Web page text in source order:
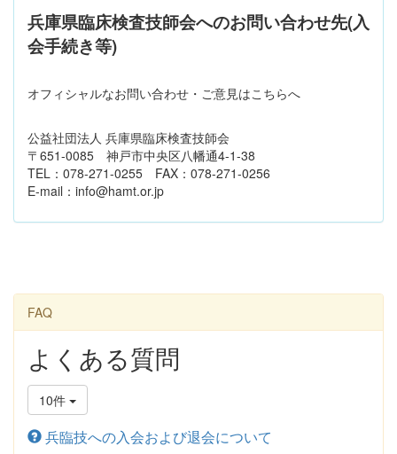
兵庫県臨床検査技師会へのお問い合わせ先(入
会手続き等)
オフィシャルなお問い合わせ・ご意見はこちらへ
公益社団法人 兵庫県臨床検査技師会
〒651-0085 神戸市中央区八幡通4-1-38
TEL：078-271-0255 FAX：078-271-0256
E-mail：info@hamt.or.jp
FAQ
よくある質問
10件
兵臨技への入会および退会について